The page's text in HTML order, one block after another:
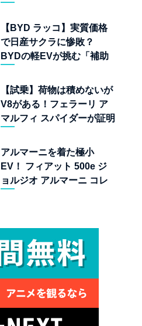
【BYD ラッコ】実質価格
で日産サクラに惨敗？
BYDの軽EVが挑む「補助
界
【試乗】荷物は積めないが
V8がある！フェラーリ ア
マルフィ スパイダーが証明
ーの至福
アルマーニを着た極小
EV！ フィアット 500e ジ
ョルジオ アルマーニ コレ